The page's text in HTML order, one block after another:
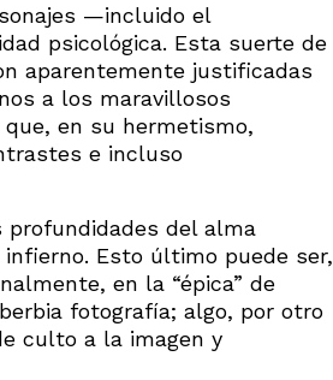
—incluido el
psicológica. Esta suerte de
aparentemente justificadas
a los maravillosos
en su hermetismo,
e incluso
profundidades del alma
Esto último puede ser,
en la “épica” de
fotografía; algo, por otro
culto a la imagen y